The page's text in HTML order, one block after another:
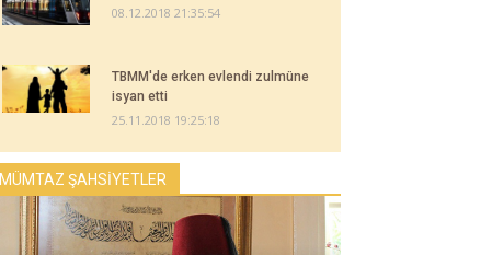
08.12.2018 21:35:54
TBMM'de erken evlendi zulmüne
isyan etti
25.11.2018 19:25:18
MÜMTAZ ŞAHSİYETLER